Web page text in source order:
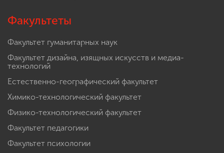
Факультеты
Факультет гуманитарных наук
Факультет дизайна, изящных искусств и медиа-
технологий
Естественно-географический факультет
Химико-технологический факультет
Физико-технологический факультет
Факультет педагогики
Факультет психологии